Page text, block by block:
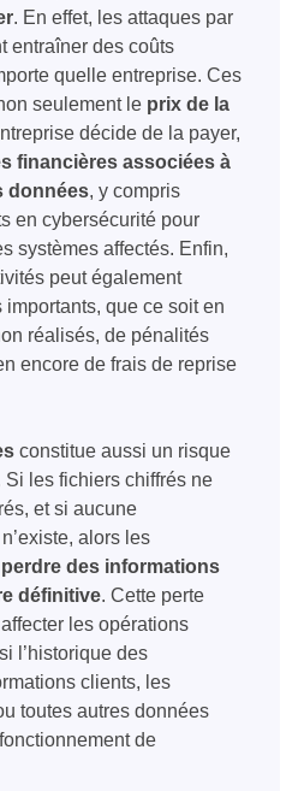
. En effet, les attaques par
entraîner des coûts
quelle entreprise. Ces
seulement le prix de la
décide de la payer,
financières associées à
données, y compris
en cybersécurité pour
systèmes affectés. Enfin,
peut également
que ce soit en
réalisés, de pénalités
encore de frais de reprise
constitue aussi un risque
les fichiers chiffrés ne
et si aucune
alors les
perdre des informations
définitive. Cette perte
les opérations
l’historique des
clients, les
toutes autres données
de